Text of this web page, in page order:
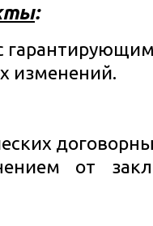
:
изменений.
от